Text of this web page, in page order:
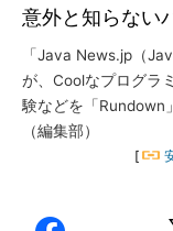
意外と知らない
「Java News.jp（
が、Coolなプログラ
験などを「Rundown
（編集部）
[